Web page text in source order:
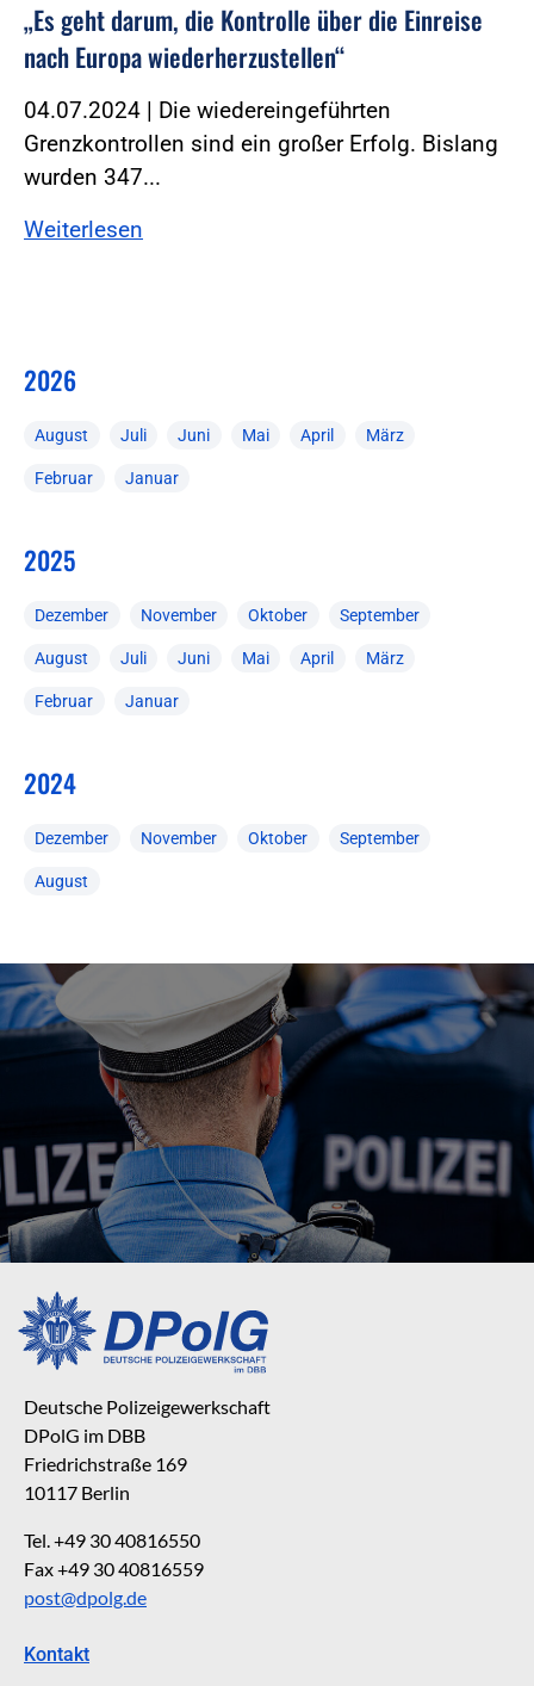
„Es geht darum, die Kontrolle über die Einreise
nach Europa wiederherzustellen“
04.07.2024 | Die wiedereingeführten
Grenzkontrollen sind ein großer Erfolg. Bislang
wurden 347...
Weiterlesen
2026
August Juli Juni Mai April März
Februar Januar
2025
Dezember November Oktober September
August Juli Juni Mai April März
Februar Januar
2024
Dezember November Oktober September
August
Deutsche Polizeigewerkschaft
DPolG im DBB
Friedrichstraße 169
10117 Berlin
Tel. +49 30 40816550
Fax +49 30 40816559
post@dpolg.de
Kontakt